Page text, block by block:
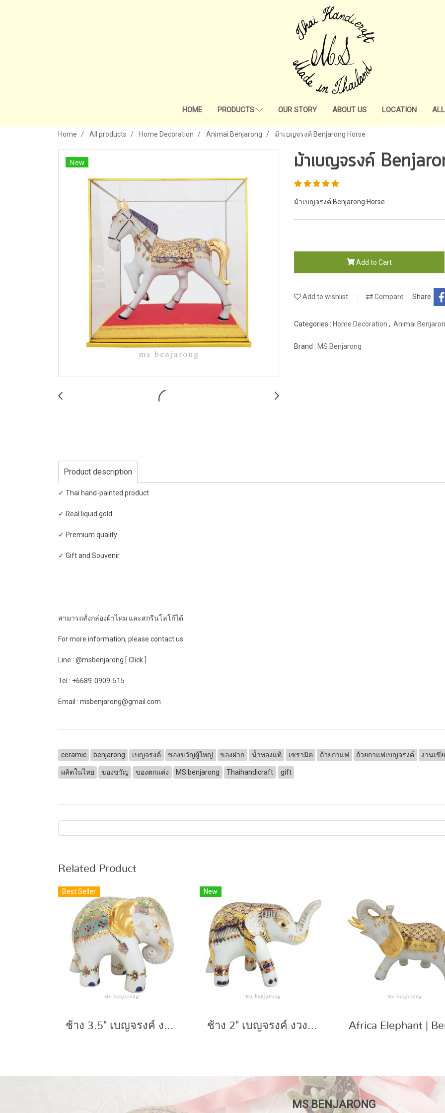
HOME PRODUCTS OUR STORY ABOUT US LOCATION
Home All products Home Decoration Animai Benjarong ม้าเบญจรงค์ Benjarong Horse
New ม้าเบญจรงค์
ม้าเบญจรงค์ Benjarong Horse
Add to Cart
Add to wishlist Compare Share
Categories : Home Decoration , Animai
Brand : MS Benjarong
Product description
✓ Thai hand-painted product
✓ Real liquid gold
✓ Premium quality
✓ Gift and Souvenir
สามารถสั่งกล่องผ้าไหม และสกรีนโลโก้ได้
For more information, please contact us
Line : @msbenjarong [ Click ]
Tel : +6689-0909-515
Email : msbenjarong@gmail.com
ceramic benjarong เบญจรงค์ ของขวัญผู้ใหญ่ ของฝาก น้ำทองแท้ เซรามิค ถ้วยกาแฟ ถ้วยกาแฟเบญจรงค์ งานเขี
ผลิตในไทย ของขวัญ ของตกแต่ง MS benjarong Thaihandicraft gift
Related Product
Best Seller
ช้าง 3.5" เบญจรงค์ งวงลง
New
ช้าง 2" เบญจรงค์ งวงขึ้น
MS BENJARONG